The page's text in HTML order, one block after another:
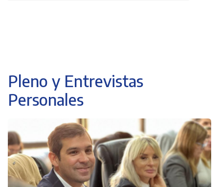
Pleno y Entrevistas
Personales